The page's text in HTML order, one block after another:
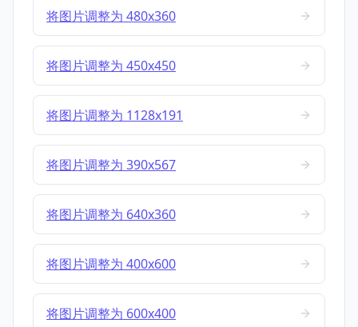
将图片调整为 480x360
将图片调整为 450x450
将图片调整为 1128x191
将图片调整为 390x567
将图片调整为 640x360
将图片调整为 400x600
将图片调整为 600x400